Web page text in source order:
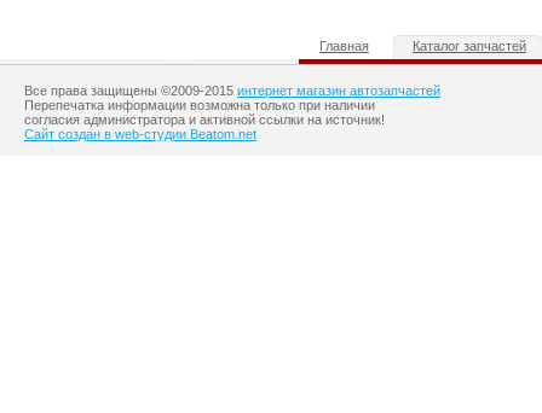
Главная Каталог запчастей
Все права защищены ©2009-2015 интернет магазин автозапчастей
Перепечатка информации возможна только при наличии
согласия администратора и активной ссылки на источник!
Сайт создан в web-студии Beatom.net